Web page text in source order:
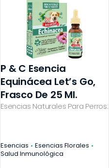
Esencias Naturales Para Perros:
P & C Esencia
Equinácea Let’s Go,
Frasco De 25 Ml.
Esencias
Esencias Florales
Salud Inmunológica